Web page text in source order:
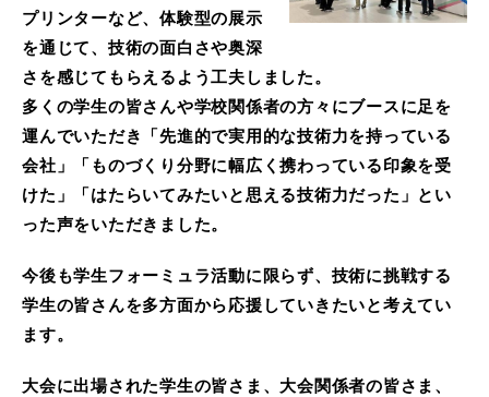
プリンターなど、体験型の展示
を通じて、技術の面白さや奥深
さを感じてもらえるよう工夫しました。
多くの学生の皆さんや学校関係者の方々にブースに足を
運んでいただき「先進的で実用的な技術力を持っている
会社」「ものづくり分野に幅広く携わっている印象を受
けた」「はたらいてみたいと思える技術力だった」とい
った声をいただきました。
今後も学生フォーミュラ活動に限らず、技術に挑戦する
学生の皆さんを多方面から応援していきたいと考えてい
ます。
大会に出場された学生の皆さま、大会関係者の皆さま、